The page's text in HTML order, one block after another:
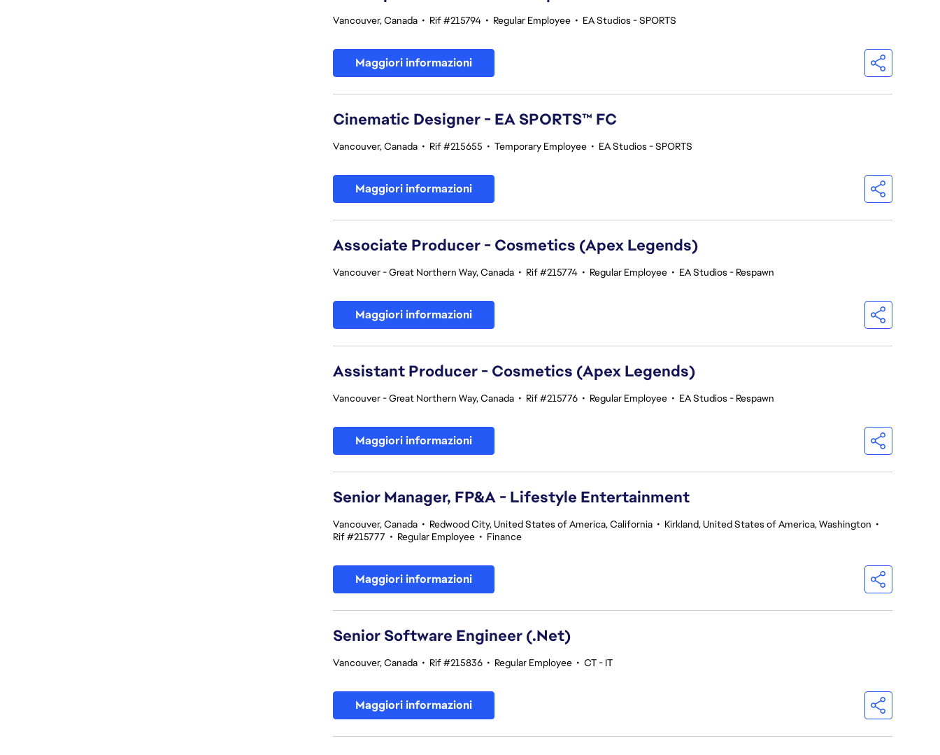
Vancouver, Canada • Rif #215794 • Regular Employee • EA Studios - SPORTS
Maggiori informazioni
Cinematic Designer - EA SPORTS™ FC
Vancouver, Canada • Rif #215655 • Temporary Employee • EA Studios - SPORTS
Maggiori informazioni
Associate Producer - Cosmetics (Apex Legends)
Vancouver - Great Northern Way, Canada • Rif #215774 • Regular Employee • EA Studios - Respawn
Maggiori informazioni
Assistant Producer - Cosmetics (Apex Legends)
Vancouver - Great Northern Way, Canada • Rif #215776 • Regular Employee • EA Studios - Respawn
Maggiori informazioni
Senior Manager, FP&A - Lifestyle Entertainment
Vancouver, Canada • Redwood City, United States of America, California • Kirkland, United States of America, Washington •
Rif #215777 • Regular Employee • Finance
Maggiori informazioni
Senior Software Engineer (.Net)
Vancouver, Canada • Rif #215836 • Regular Employee • CT - IT
Maggiori informazioni